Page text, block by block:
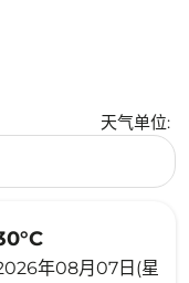
天气单位:
年08月07日(星